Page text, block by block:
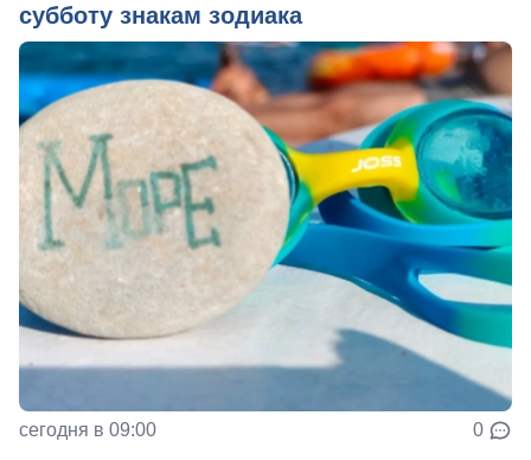
субботу знакам зодиака
сегодня в 09:00 0